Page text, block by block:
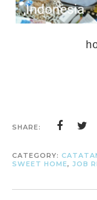
SHARE:
CATEGORY:
SWEET HOME, JOB